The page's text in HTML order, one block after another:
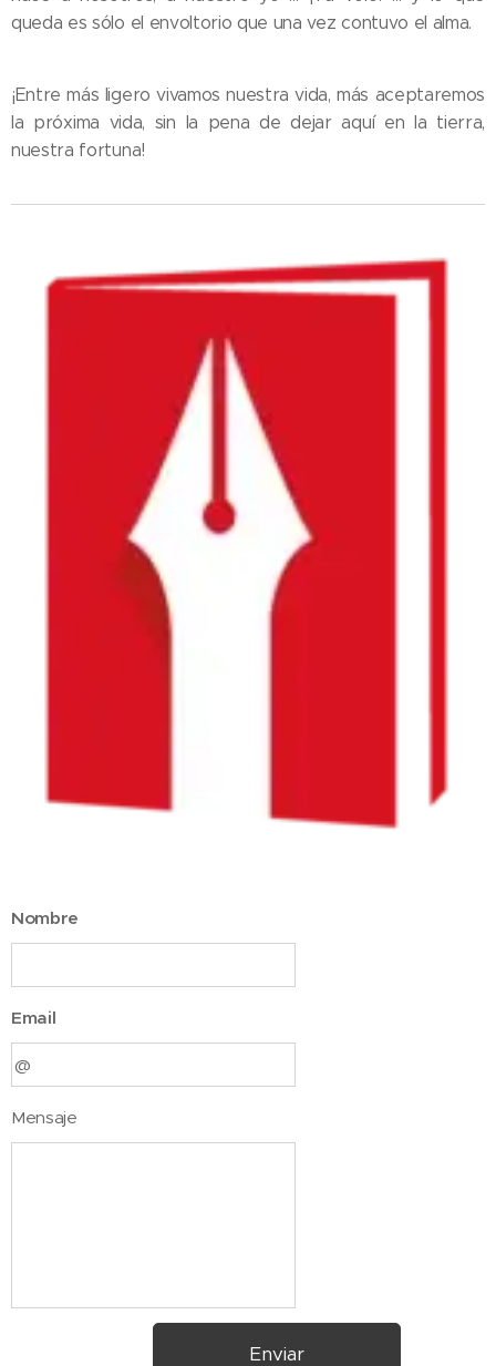
queda es sólo el envoltorio que una vez contuvo el alma.
¡Entre más ligero vivamos nuestra vida, más aceptaremos
la próxima vida, sin la pena de dejar aquí en la tierra,
nuestra fortuna!
Nombre
Email
Mensaje
Enviar